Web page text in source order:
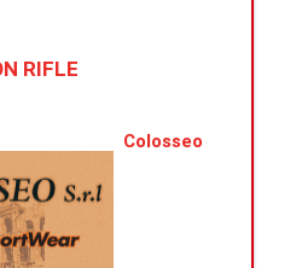
RIFLE
Colosseo